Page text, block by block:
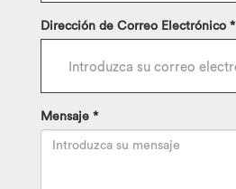
Dirección de Correo Electrónico *
Mensaje *